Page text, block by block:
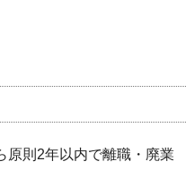
原則2年以内で離職・廃業